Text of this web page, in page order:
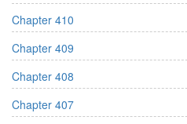
Chapter 410
Chapter 409
Chapter 408
Chapter 407